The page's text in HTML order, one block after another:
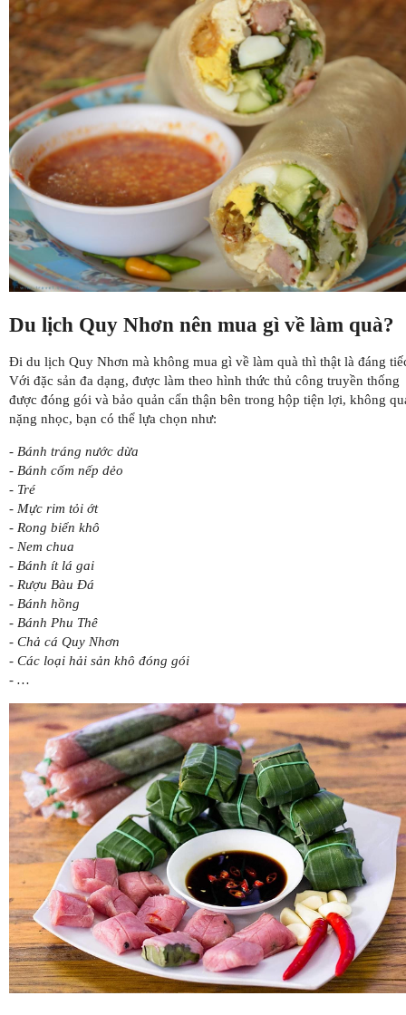
Du lịch Quy Nhơn nên mua gì về làm quà?
Đi du lịch Quy Nhơn mà không mua gì về làm quà thì thật là đáng
Với đặc sản đa dạng, được làm theo hình thức thủ công truyền thống
được đóng gói và bảo quản cẩn thận bên trong hộp tiện lợi, không
nặng nhọc, bạn có thể lựa chọn như:
- Bánh tráng nước dừa
- Bánh cốm nếp dẻo
- Tré
- Mực rim tỏi ớt
- Rong biển khô
- Nem chua
- Bánh ít lá gai
- Rượu Bàu Đá
- Bánh hồng
- Bánh Phu Thê
- Chả cá Quy Nhơn
- Các loại hải sản khô đóng gói
- …